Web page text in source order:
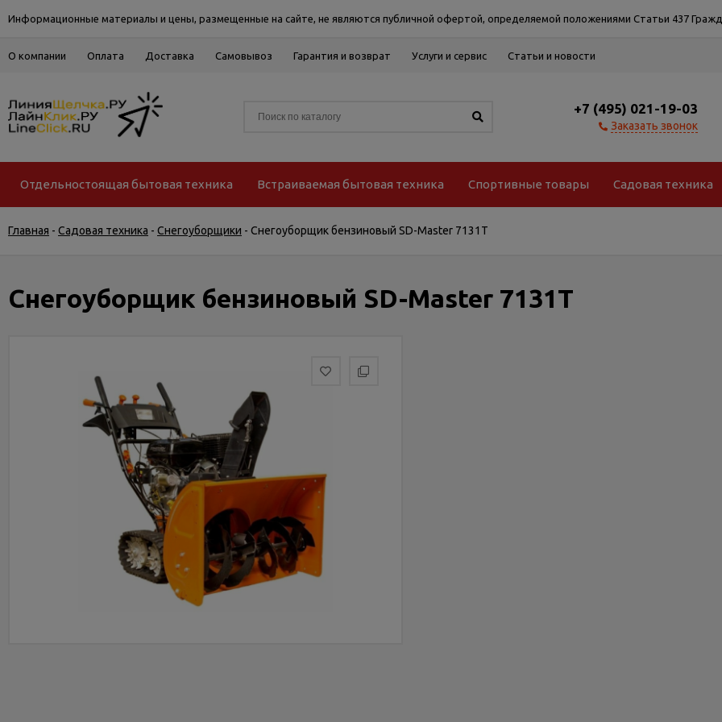
Информационные материалы и цены, размещенные на сайте, не являются публичной офертой, определяемой положениями Статьи 437
О компании Оплата Доставка Самовывоз Гарантия и возврат Услуги и сервис Статьи и новости
+7 (495) 021-19-03
Заказать звонок
Отдельностоящая бытовая техника Встраиваемая бытовая техника Спортивные товары Садовая техника
Главная - Садовая техника - Снегоуборщики - Снегоуборщик бензиновый SD-Master 7131T
Снегоуборщик бензиновый SD-Master 7131T